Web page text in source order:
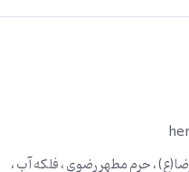
، حرم مطهر رضوی ، فلکه آب ،